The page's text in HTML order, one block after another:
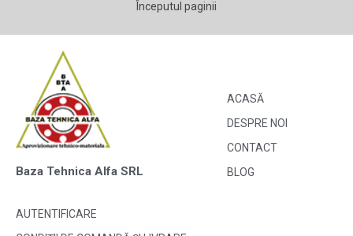
Începutul paginii
Baza Tehnica Alfa SRL
ACASĂ
DESPRE NOI
CONTACT
BLOG
AUTENTIFICARE